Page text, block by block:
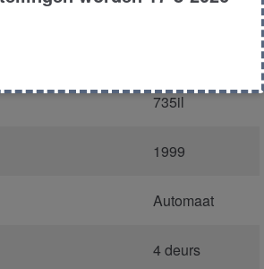
735il
1999
Automaat
4 deurs